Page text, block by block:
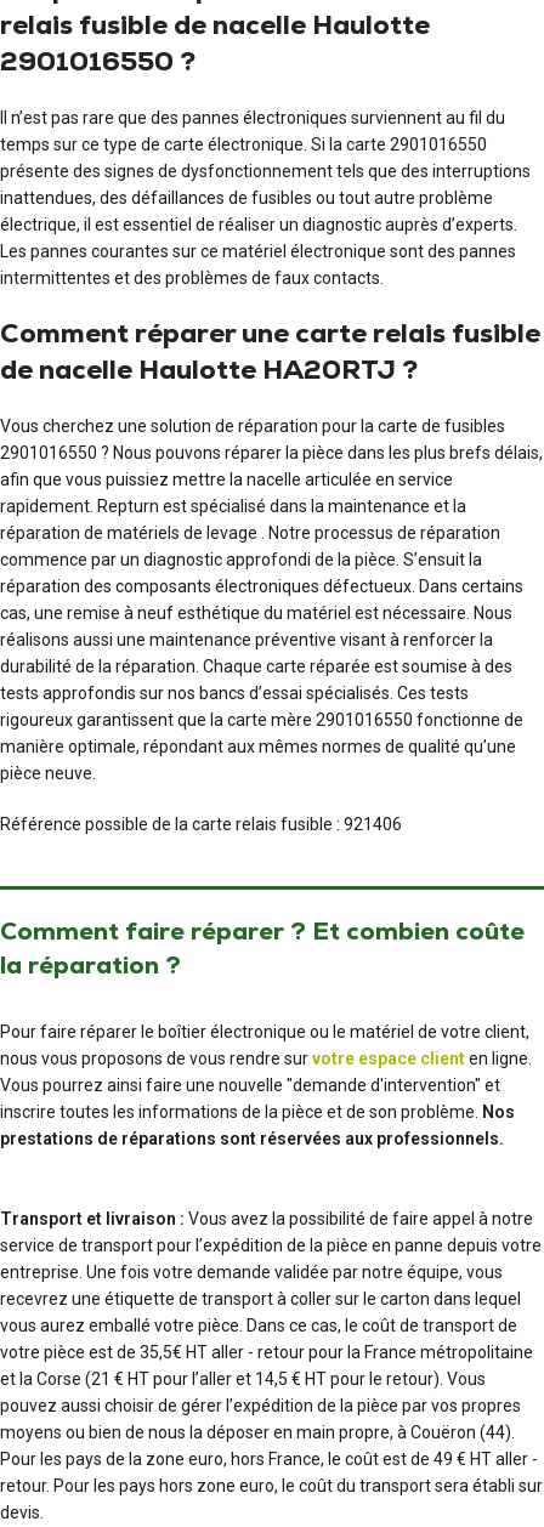
relais fusible de nacelle Haulotte
2901016550 ?
Il n’est pas rare que des pannes électroniques surviennent au fil du
temps sur ce type de carte électronique. Si la carte 2901016550
présente des signes de dysfonctionnement tels que des interruptions
inattendues, des défaillances de fusibles ou tout autre problème
électrique, il est essentiel de réaliser un diagnostic auprès d’experts.
Les pannes courantes sur ce matériel électronique sont des pannes
intermittentes et des problèmes de faux contacts.
Comment réparer une carte relais fusible
de nacelle Haulotte HA20RTJ ?
Vous cherchez une solution de réparation pour la carte de fusibles
2901016550 ? Nous pouvons réparer la pièce dans les plus brefs délais,
afin que vous puissiez mettre la nacelle articulée en service
rapidement. Repturn est spécialisé dans la maintenance et la
réparation de matériels de levage . Notre processus de réparation
commence par un diagnostic approfondi de la pièce. S’ensuit la
réparation des composants électroniques défectueux. Dans certains
cas, une remise à neuf esthétique du matériel est nécessaire. Nous
réalisons aussi une maintenance préventive visant à renforcer la
durabilité de la réparation. Chaque carte réparée est soumise à des
tests approfondis sur nos bancs d’essai spécialisés. Ces tests
rigoureux garantissent que la carte mère 2901016550 fonctionne de
manière optimale, répondant aux mêmes normes de qualité qu’une
pièce neuve.
Référence possible de la carte relais fusible : 921406
Comment faire réparer ? Et combien coûte
la réparation ?
Pour faire réparer le boîtier électronique ou le matériel de votre client,
nous vous proposons de vous rendre survotre espace clienten ligne.
Vous pourrez ainsi faire une nouvelle "demande d'intervention" et
inscrire toutes les informations de la pièce et de son problème. Nos
prestations de réparations sont réservées aux professionnels.
Transport et livraison : Vous avez la possibilité de faire appel à notre
service de transport pour l’expédition de la pièce en panne depuis votre
entreprise. Une fois votre demande validée par notre équipe, vous
recevrez une étiquette de transport à coller sur le carton dans lequel
vous aurez emballé votre pièce. Dans ce cas, le coût de transport de
votre pièce est de 35,5€ HT aller - retour pour la France métropolitaine
et la Corse (21 € HT pour l’aller et 14,5 € HT pour le retour). Vous
pouvez aussi choisir de gérer l’expédition de la pièce par vos propres
moyens ou bien de nous la déposer en main propre, à Couëron (44).
Pour les pays de la zone euro, hors France, le coût est de 49 € HT aller -
retour. Pour les pays hors zone euro, le coût du transport sera établi sur
devis.